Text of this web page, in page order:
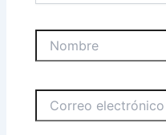
electrónico